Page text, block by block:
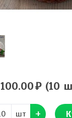
100.00 (10
шт